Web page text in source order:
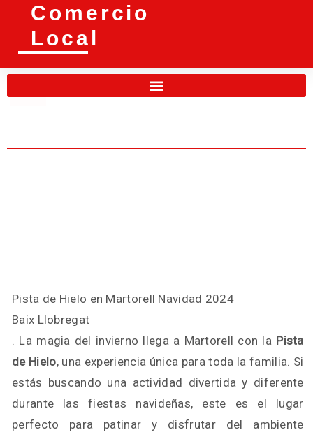
Comercio
Local
Pista de Hielo en Martorell Navidad 2024
Baix Llobregat
. La magia del invierno llega a Martorell con la Pista
de Hielo, una experiencia única para toda la familia. Si
estás buscando una actividad divertida y diferente
durante las fiestas navideñas, este es el lugar
perfecto para patinar y disfrutar del ambiente